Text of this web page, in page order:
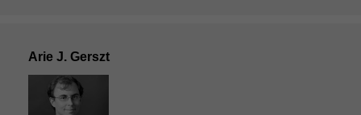
Arie J. Gerszt